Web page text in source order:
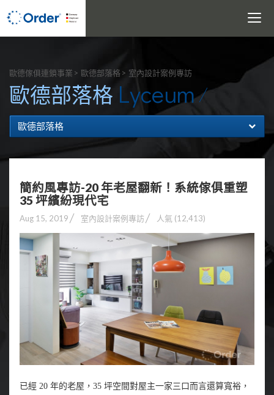
Toggle
歐德傢俱連鎖事業 歐德部落格 室內設計案例專訪
歐德部落格 Lyceum
歐德部落格
簡約風專訪-20 年老屋翻新！系統傢俱重塑
35 坪繽紛現代宅
Aug 15, 2019 室內設計案例專訪 人氣 (12,413)
已經 20 年的老屋，35 坪空間對屋主一家三口而言還算寬裕，